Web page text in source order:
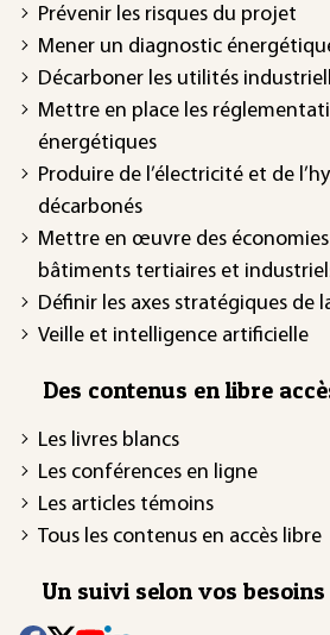
Prévenir les risques du projet
Mener un diagnostic
Décarboner les utilités
Mettre en place les
énergétiques
Produire de l’électricité et de
décarbonés
Mettre en œuvre des
bâtiments tertiaires et
Définir les axes stratégiques de
Veille et intelligence artificielle
Des contenus en libre
Les livres blancs
Les conférences en ligne
Les articles témoins
Tous les contenus en accès libre
Un suivi selon vos besoins